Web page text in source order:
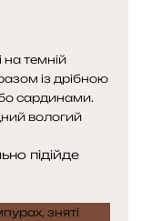
підійде